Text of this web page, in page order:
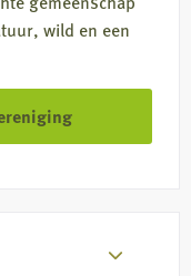
wild en een